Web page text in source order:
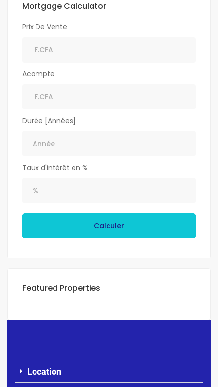
Mortgage Calculator
Prix De Vente
Acompte
Durée [Années]
Taux d'intérêt en %
Calculer
Featured Properties
Location